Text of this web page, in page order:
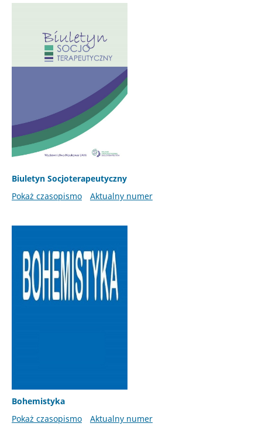
Biuletyn Socjoterapeutyczny
Pokaż czasopismo
Aktualny numer
Bohemistyka
Pokaż czasopismo
Aktualny numer